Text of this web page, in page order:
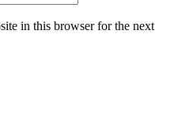
in this browser for the next